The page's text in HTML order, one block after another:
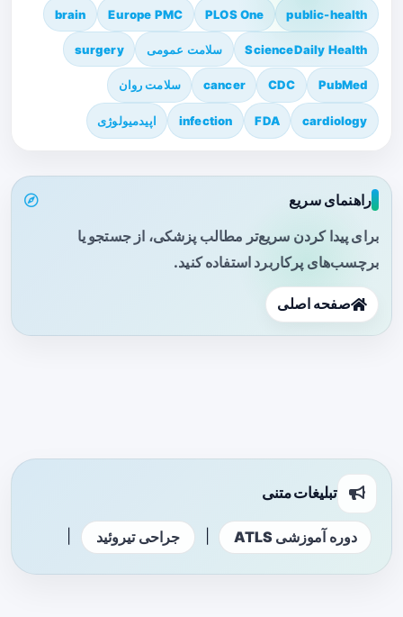
public-health
PLOS One
Europe PMC
brain
ScienceDaily Health سلامت عمومی surgery
PubMed
CDC
cancer سلامت روان
cardiology
FDA
infection اپیدمیولوژی
راهنمای سریع
برای پیدا کردن سریع‌تر مطالب پزشکی، از جستجو یا
برچسب‌های پرکاربرد استفاده کنید.
صفحه اصلی
تبلیغات متنی
دوره آموزشی ATLS جراحی تیروئید